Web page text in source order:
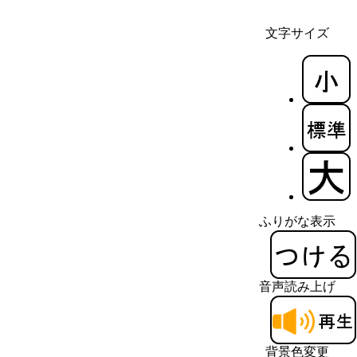
文字サイズ
ふりがな表示
音声読み上げ
背景色変更